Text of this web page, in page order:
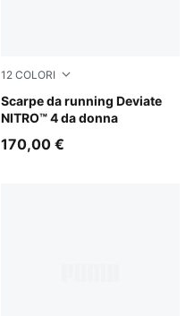
12 COLORI
Scarpe da running Deviate
NITRO™ 4 da donna
Fresh Water-Nitro Blue
170,00 €